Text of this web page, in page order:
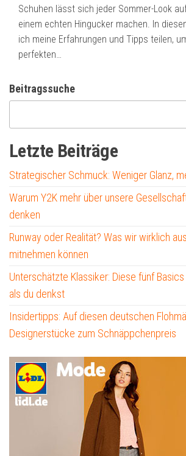
Schuhen lässt sich jeder Sommer-Look
einem echten Hingucker machen. In
ich meine Erfahrungen und Tipps teilen,
perfekten…
Beitragssuche
Letzte Beiträge
Strategischer Schmuck: Weniger Glanz,
Warum Y2K mehr über unsere
denken
Runway oder Realität? Was wir wirklich
mitnehmen können
Unterschätzte Klassiker: Diese fünf
als du denkst
Insidertipps: Auf diesen deutschen
Designerstücke zum Schnäppchenpreis